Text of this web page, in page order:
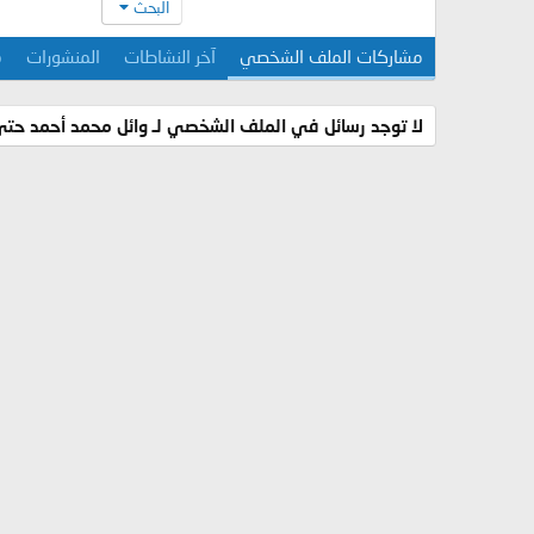
البحث
مشاركات الملف الشخصي آخر النشاطات المنشورات
لا توجد رسائل في الملف الشخصي لـ وائل محمد أحمد